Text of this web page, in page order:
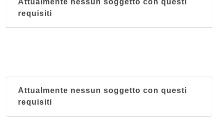
Attualmente nessun soggetto con questi
requisiti
Attualmente nessun soggetto con questi
requisiti